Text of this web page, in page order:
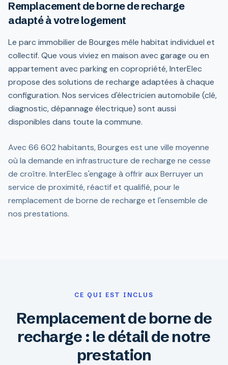
Remplacement de borne de recharge
adapté à votre logement
Le parc immobilier de Bourges mêle habitat individuel et
collectif. Que vous viviez en maison avec garage ou en
appartement avec parking en copropriété, InterElec
propose des solutions de recharge adaptées à chaque
configuration. Nos services d'électricien automobile (clé,
diagnostic, dépannage électrique) sont aussi
disponibles dans toute la commune.
Avec 66 602 habitants, Bourges est une ville moyenne
où la demande en infrastructure de recharge ne cesse
de croître. InterElec s'engage à offrir aux Berruyer un
service de proximité, réactif et qualifié, pour le
remplacement de borne de recharge et l'ensemble de
nos prestations.
CE QUI EST INCLUS
Remplacement de borne de
recharge : le détail de notre
prestation